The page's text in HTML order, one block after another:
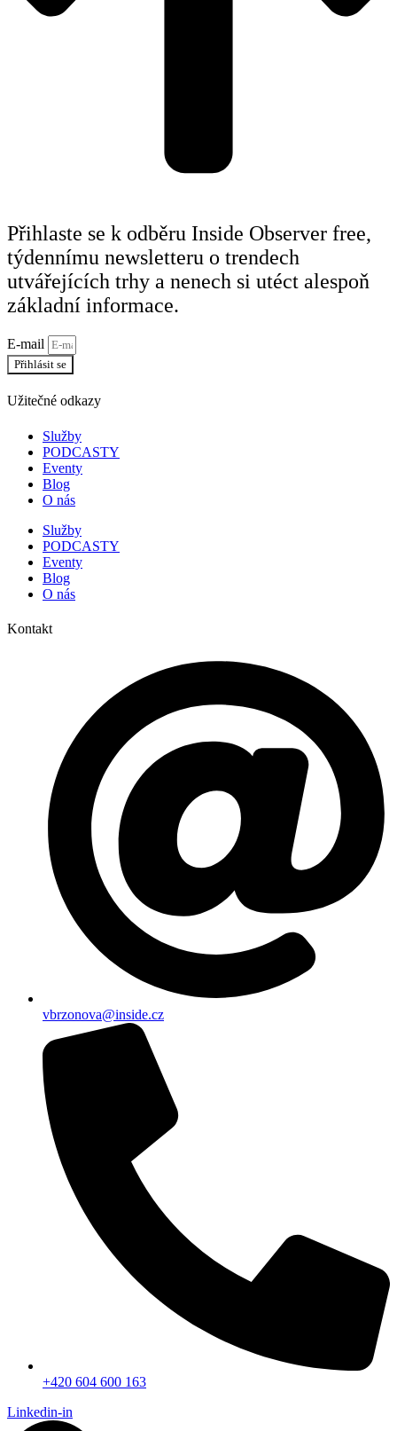
Přihlaste se k odběru Inside Observer free,
týdennímu newsletteru o trendech
utvářejících trhy a nenech si utéct alespoň
základní informace.
E-mail
Přihlásit se
Užitečné odkazy
Služby
PODCASTY
Eventy
Blog
O nás
Služby
PODCASTY
Eventy
Blog
O nás
Kontakt
vbrzonova@inside.cz
+420 604 600 163
Linkedin-in